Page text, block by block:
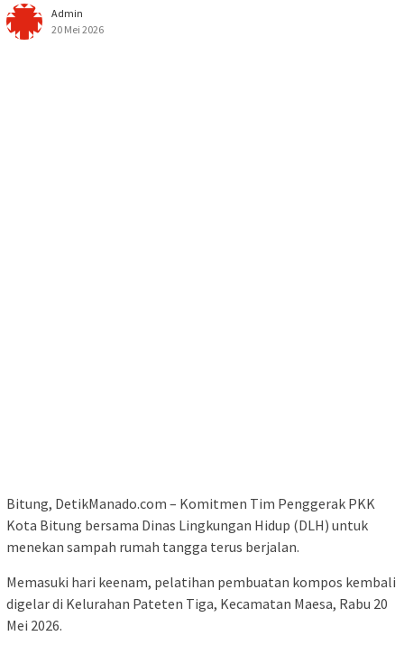
Admin
20 Mei 2026
Bitung, DetikManado.com – Komitmen Tim Penggerak PKK
Kota Bitung bersama Dinas Lingkungan Hidup (DLH) untuk
menekan sampah rumah tangga terus berjalan.
Memasuki hari keenam, pelatihan pembuatan kompos kembali
digelar di Kelurahan Pateten Tiga, Kecamatan Maesa, Rabu 20
Mei 2026.